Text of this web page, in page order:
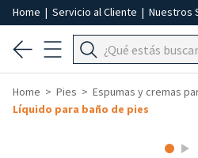
Home | Servicio al Cliente | Nuestros
Home Pies
Espumas y cremas
Líquido para baño de pies